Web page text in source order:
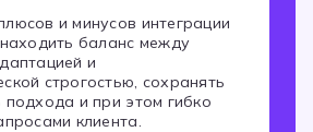
и минусов интеграции
баланс между
и
строгостью, сохранять
подхода и при этом гибко
клиента.